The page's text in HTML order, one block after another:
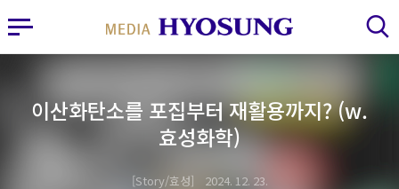
MY FRIEND HYOSUNG
사이드바 열기 검색 레이어 열기
이산화탄소를 포집부터 재활용까지? (w.
효성화학)
Story/효성 2024. 12. 23.